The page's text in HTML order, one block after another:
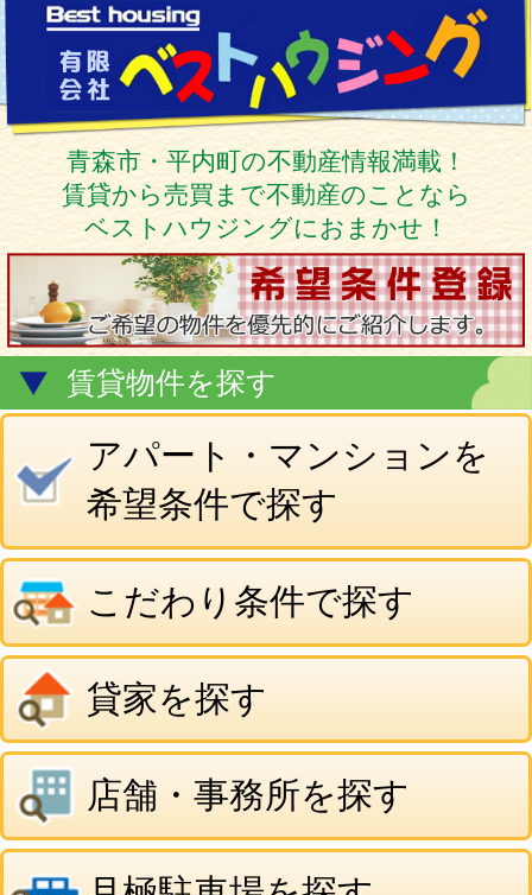
青森市・平内町の不動産情報満載！
賃貸から売買まで不動産のことなら
ベストハウジングにおまかせ！
賃貸物件を探す
アパート・マンションを
希望条件で探す
貸家を探す
店舗・事務所を探す
月極駐車場を探す
売買物件を探す
売地を探す
一戸建・マンションを探す
事業用・その他物件を探す